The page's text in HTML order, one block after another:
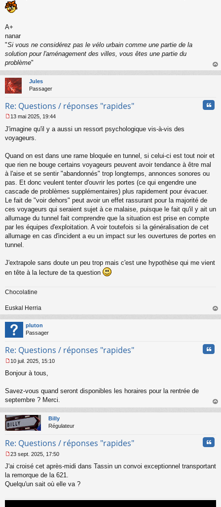
s
s
g
o
n
l
u
A+
nanar
"Si vous ne considérez pas le vélo urbain comme une partie de la
solution pour l'aménagement des villes, vous êtes une partie du
problème"
au
Jules
Passager
Re: Questions / réponses "rapides"
e
s
g
e
n
o
u
13 mai 2025, 19:44
J'imagine qu'il y a aussi un ressort psychologique vis-à-vis des
voyageurs.
Quand on est dans une rame bloquée en tunnel, si celui-ci est tout noir et
que rien ne bouge certains voyageurs peuvent avoir tendance à être mal
à l'aise et se sentir "abandonnés" trop longtemps, annonces sonores ou
pas. Et donc veulent tenter d'ouvrir les portes (ce qui engendre une
cascade de problèmes supplémentaires) plus rapidement pour évacuer.
Le fait de "voir dehors" peut avoir un effet rassurant pour la majorité de
ces voyageurs qui seraient sujet à ce malaise, puisque le fait qu'il y ait un
allumage du tunnel fait comprendre que la situation est prise en compte
par les équipes d'exploitation. A voir toutefois si la généralisation de cet
allumage en cas d'incident a eu un impact sur les ouvertures de portes en
tunnel.
J'extrapole sans doute un peu trop mais c'est une hypothèse qui me vient
en tête à la lecture de ta question
Chocolatine
Euskal Herria
au
pluton
Passager
Re: Questions / réponses "rapides"
e
s
g
n
o
l
u
10 juil. 2025, 15:10
Bonjour à tous,
Savez-vous quand seront disponibles les horaires pour la rentrée de
septembre ? Merci.
au
Billy
Régulateur
Re: Questions / réponses "rapides"
e
s
s
23 sept. 2025, 17:50
J'ai croisé cet après-midi dans Tassin un convoi exceptionnel transportant
la remorque de la 621.
Quelqu'un sait où elle va ?